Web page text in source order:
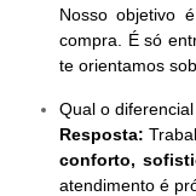
Nosso objetivo
compra. É só
te orientamos
Qual o
Resposta:
conforto,
atendimento é